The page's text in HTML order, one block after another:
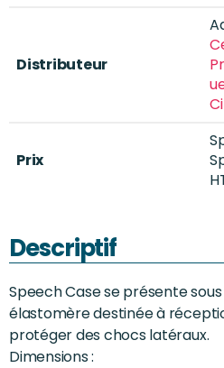
Distributeur
Prix
Descriptif
Speech Case se présente
élastomère destinée à
protéger des chocs latéraux.
Dimensions :